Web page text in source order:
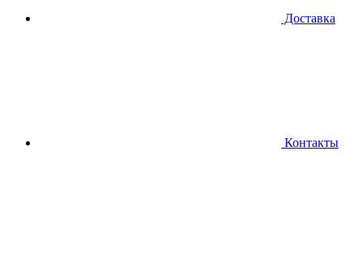
Доставка
Контакты